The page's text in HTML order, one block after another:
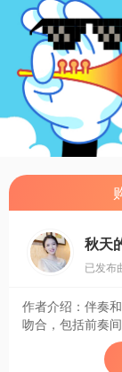
秋天
已发布
作者介绍： 伴奏
吻合，包括前奏